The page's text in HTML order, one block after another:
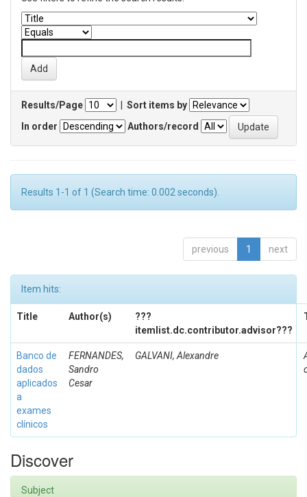
Results/Page
Sort items by
In order
Authors/record
Results 1-1 of 1 (Search time: 0.002 seconds).
previous 1 next
Item hits:
Title Author(s)
???
itemlist.dc.contributor.advisor???
Banco de
dados
aplicados
a
exames
clínicos
FERNANDES,
Sandro
Cesar
GALVANI, Alexandre
Discover
Subject